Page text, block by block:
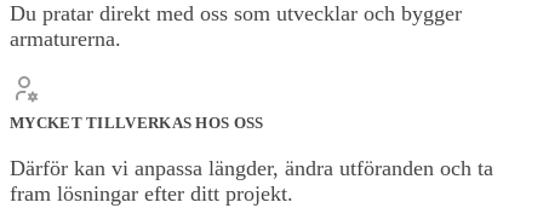
Du pratar direkt med oss som utvecklar och bygger
armaturerna.
MYCKET TILLVERKAS HOS OSS
Därför kan vi anpassa längder, ändra utföranden och ta
fram lösningar efter ditt projekt.